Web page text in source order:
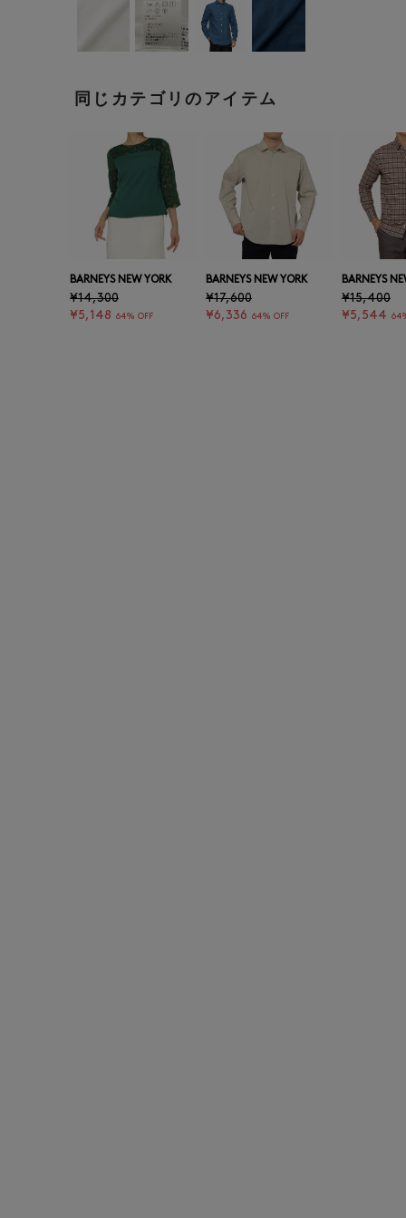
同じカテゴリのアイテム
BARNEYS NEW YORK
¥14,300
¥5,148 64% OFF
BARNEYS NEW YORK
¥17,600
¥6,336 64% OFF
BARNEYS
¥15,400
¥5,544